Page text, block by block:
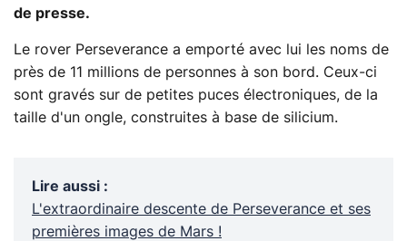
de presse.
Le rover Perseverance a emporté avec lui les noms de
près de 11 millions de personnes à son bord. Ceux-ci
sont gravés sur de petites puces électroniques, de la
taille d'un ongle, construites à base de silicium.
Lire aussi :
L'extraordinaire descente de Perseverance et ses
premières images de Mars !